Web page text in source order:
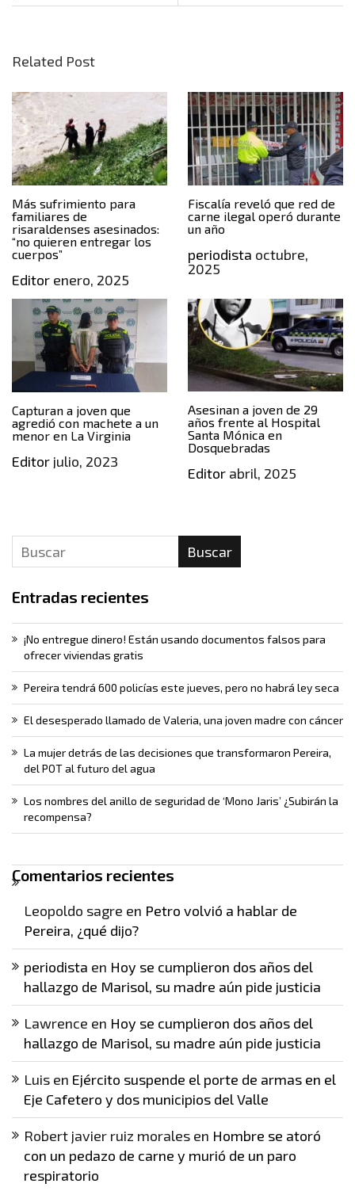
Related Post
Más sufrimiento para
familiares de
risaraldenses asesinados:
“no quieren entregar los
cuerpos”
Editor enero, 2025
Fiscalía reveló que red de
carne ilegal operó durante
un año
periodista octubre,
2025
Capturan a joven que
agredió con machete a un
menor en La Virginia
Editor julio, 2023
Asesinan a joven de 29
años frente al Hospital
Santa Mónica en
Dosquebradas
Editorabril, 2025
Buscar
Entradas recientes
¡No entregue dinero! Están usando documentos falsos para
ofrecer viviendas gratis
Pereira tendrá 600 policías este jueves, pero no habrá ley seca
El desesperado llamado de Valeria, una joven madre con cáncer
La mujer detrás de las decisiones que transformaron Pereira,
del POT al futuro del agua
Los nombres del anillo de seguridad de ‘Mono Jaris’ ¿Subirán la
recompensa?
Comentarios recientes
Leopoldo sagre en Petro volvió a hablar de
Pereira, ¿qué dijo?
periodista en Hoy se cumplieron dos años del
hallazgo de Marisol, su madre aún pide justicia
Lawrence en Hoy se cumplieron dos años del
hallazgo de Marisol, su madre aún pide justicia
Luis en Ejército suspende el porte de armas en el
Eje Cafetero y dos municipios del Valle
Robert javier ruiz morales en Hombre se atoró
con un pedazo de carne y murió de un paro
respiratorio